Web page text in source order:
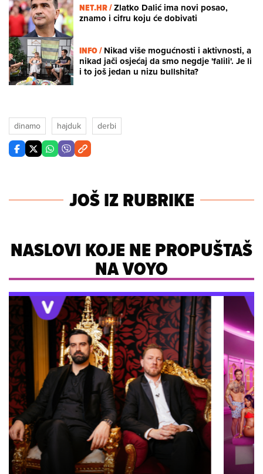
NET.HR /Zlatko Dalić ima novi posao,
znamo i cifru koju će dobivati
INFO /Nikad više mogućnosti i aktivnosti, a
nikad jači osjećaj da smo negdje 'falili'. Je li
i to još jedan u nizu bullshita?
dinamo hajduk derbi
JOŠ IZ RUBRIKE
NASLOVI KOJE NE PROPUŠTAŠ
NA VOYO